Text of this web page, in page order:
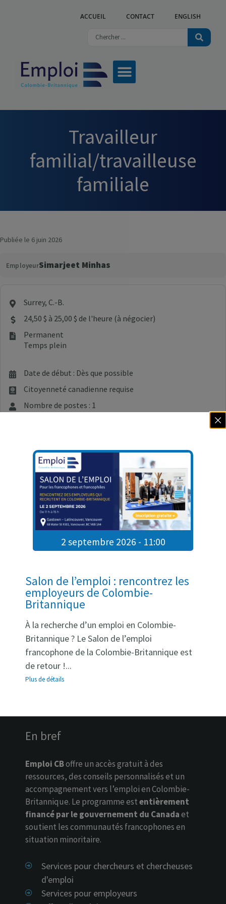
ACCUEIL CONTACT ENGLISH
Travailleur
familial/travailleuse
familiale
Publiée le 6 juin 2026
EmployeurSimarjeet Minhas
Surrey, C.-B.
24,50 $ à 25,00 $ de l'heure (à négocier)
Permanent
Temps plein
Date de début : Dès que possible
Citoyenneté canadienne requise
Nombre de postes : 1
POSTULER ICI↗ PARTAGER
VOIR LES AUTRES OFFRES D'EMPLOI
contact@emploicb.ca
+1-866-329-9099
En bref
Emploi CBoffre un accès gratuit à des
ressources, des conseils personnalisés et un
accompagnement vers l’emploi en Colombie-
Britannique. Le programme estentièrement
financé par le gouvernement du Canadaet
soutient les communautés francophones en
situation minoritaire.
Services pour chercheurs et chercheuses
d'emploi
Services pour employeurs
2 septembre 2026 - 11:00
Salon de l’emploi : rencontrez les
employeurs de Colombie-
Britannique
À la recherche d’un emploi en Colombie-
Britannique ? Le Salon de l’emploi
francophone de la Colombie-Britannique est
de retour !...
Plus de détails